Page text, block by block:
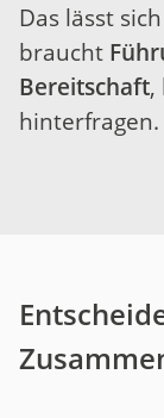
Das lässt
braucht
Bereitschaft,
hinterfragen.